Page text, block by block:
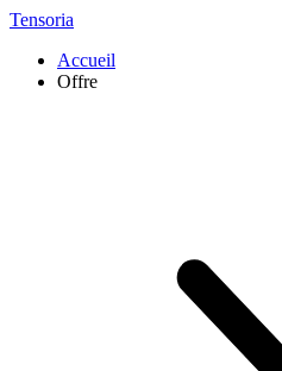
Tensoria
Accueil
Offre